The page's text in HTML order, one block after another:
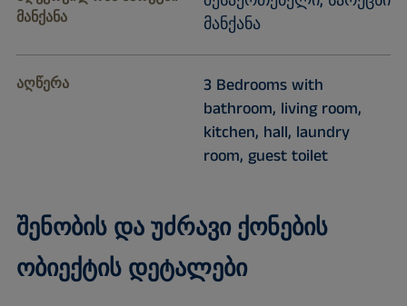
მანქანა
მანქანა
აღწერა
3 Bedrooms with
bathroom, living room,
kitchen, hall, laundry
room, guest toilet
შენობის და უძრავი ქონების
ობიექტის დეტალები